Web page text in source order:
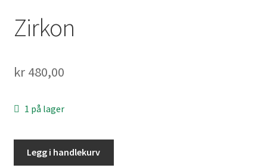
Om oss
Personvern
Til kassen
Zirkon
kr480,00
1 på lager
Legg i handlekurv